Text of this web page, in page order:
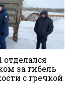
за гибель
с гречкой